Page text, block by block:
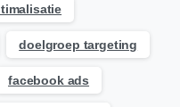
doelgroep targeting
facebook ads